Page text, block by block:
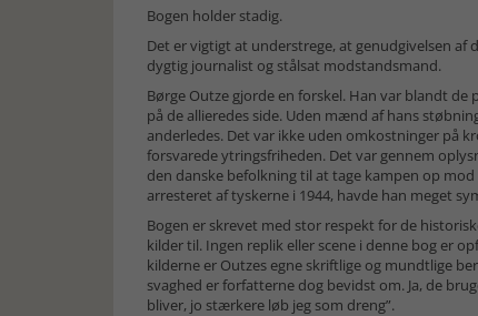
Bogen holder stadig.
Det er vigtigt at understrege, at genudgivelsen
dygtig journalist og stålsat modstandsmand.
Børge Outze gjorde en forskel. Han var blandt
på de allieredes side. Uden mænd af hans
anderledes. Det var ikke uden omkostninger på
forsvarede ytringsfriheden. Det var gennem
den danske befolkning til at tage kampen op
arresteret af tyskerne i 1944, havde han meget
Bogen er skrevet med stor respekt for de
kilder til. Ingen replik eller scene i denne bog er
kilderne er Outzes egne skriftlige og mundtlige
svaghed er forfatterne dog bevidst om. Ja, de
bliver, jo stærkere løb jeg som dreng”.